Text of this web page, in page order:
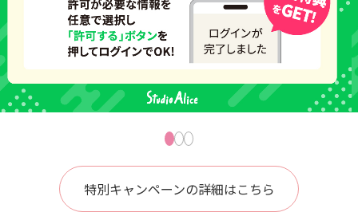
特別キャンペーンの詳細はこちら